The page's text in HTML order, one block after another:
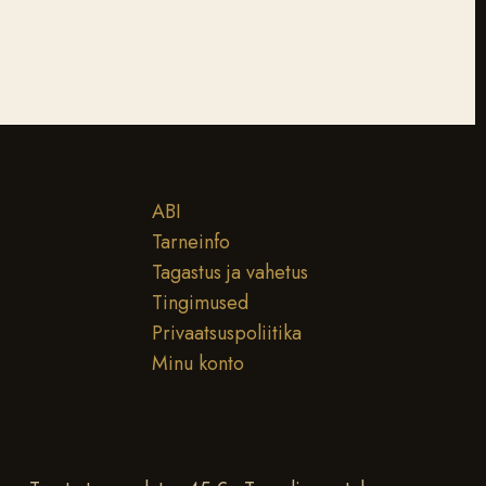
ABI
Tarneinfo
Tagastus ja vahetus
Tingimused
Privaatsuspoliitika
Minu konto